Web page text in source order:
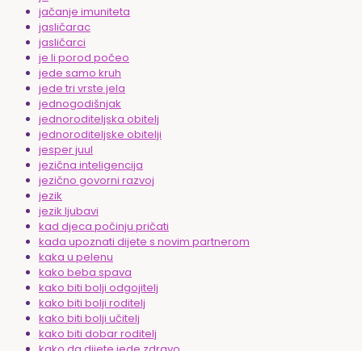
jačanje imuniteta
jasličarac
jasličarci
je li porod počeo
jede samo kruh
jede tri vrste jela
jednogodišnjak
jednoroditeljska obitelj
jednoroditeljske obitelji
jesper juul
jezična inteligencija
jezično govorni razvoj
jezik
jezik ljubavi
kad djeca počinju pričati
kada upoznati dijete s novim partnerom
kaka u pelenu
kako beba spava
kako biti bolji odgojitelj
kako biti bolji roditelj
kako biti bolji učitelj
kako biti dobar roditelj